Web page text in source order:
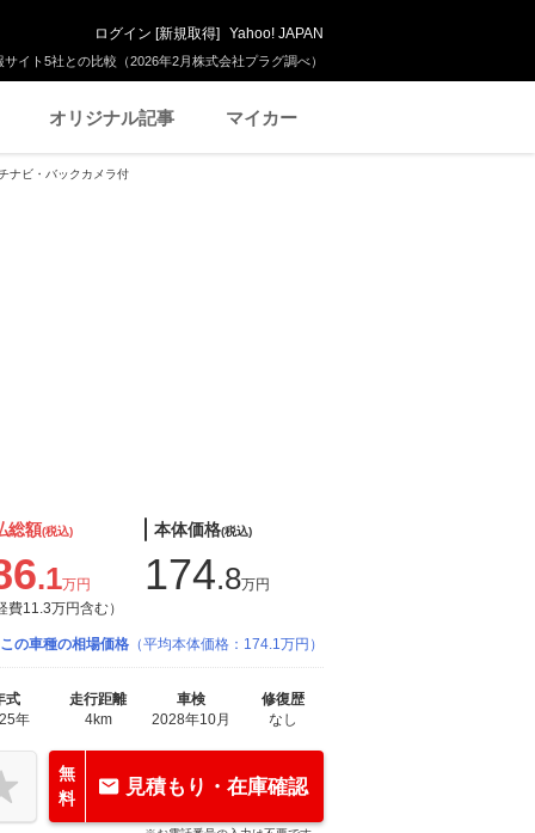
イト5社との比較（2026年2月株式会社プラグ調べ）
ログイン [新規取得] Yahoo! JAPAN
オリジナル記事 マイカー
ナビ・バックカメラ付
総額(税込)
.1万円
費11.3万円含む）
本体価格(税込)
174.8万円
この車種の相場価格 （平均本体価格：174.1万円）
式
年
走行距離
4km
車検
2028年10月
修復歴
なし
無
料
見積もり・在庫確認